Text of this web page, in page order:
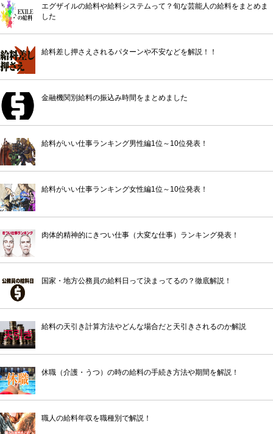
エグザイルの給料や給料システムって？旬な芸能人の給料をまとめま
した
給料差し押さえされるパターンや不安などを解説！！
金融機関別給料の振込み時間をまとめました
給料がいい仕事ランキング男性編1位～10位発表！
給料がいい仕事ランキング女性編1位～10位発表！
肉体的精神的にきつい仕事（大変な仕事）ランキング発表！
国家・地方公務員の給料日って決まってるの？徹底解説！
給料の天引き計算方法やどんな場合だと天引きされるのか解説
休職（介護・うつ）の時の給料の手続き方法や期間を解説！
職人の給料年収を職種別で解説！